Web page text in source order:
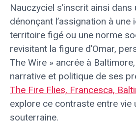
Nauczyciel s’inscrit ainsi
dénonçant l’assignation à une
territoire figé ou une norme
revisitant la figure d’Omar,
The Wire » ancrée à
narrative et politique de ses
The Fire Flies, Francesca,
explore ce contraste entre vie
souterraine.